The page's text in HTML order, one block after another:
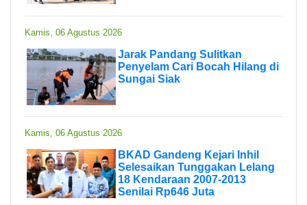
Kamis, 06 Agustus 2026
Jarak Pandang Sulitkan
Penyelam Cari Bocah Hilang di
Sungai Siak
Kamis, 06 Agustus 2026
BKAD Gandeng Kejari Inhil
Selesaikan Tunggakan Lelang
18 Kendaraan 2007-2013
Senilai Rp646 Juta